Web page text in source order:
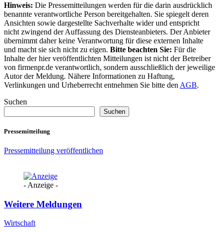
Hinweis: Die Pressemitteilungen werden für die darin ausdrücklich
benannte verantwortliche Person bereitgehalten. Sie spiegelt deren
Ansichten sowie dargestellte Sachverhalte wider und entspricht
nicht zwingend der Auffassung des Diensteanbieters. Der Anbieter
übernimmt daher keine Verantwortung für diese externen Inhalte
und macht sie sich nicht zu eigen. Bitte beachten Sie: Für die
Inhalte der hier veröffentlichten Mitteilungen ist nicht der Betreiber
von firmenpr.de verantwortlich, sondern ausschließlich der jeweilige
Autor der Meldung. Nähere Informationen zu Haftung,
Verlinkungen und Urheberrecht entnehmen Sie bitte den AGB.
Suchen
Suchen
Pressemitteilung
Pressemitteilung veröffentlichen
- Anzeige -
Weitere Meldungen
Wirtschaft